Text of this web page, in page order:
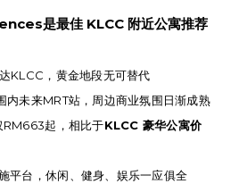
是最佳 KLCC 附近公寓推荐
KLCC，黄金地段无可替代
内未来MRT站，周边商业氛围日渐成熟
RM663起，相比于KLCC 豪华公寓价
平台，休闲、健身、娱乐一应俱全